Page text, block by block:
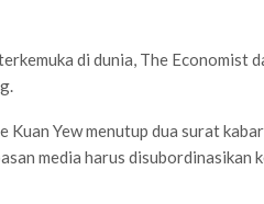
di dunia, The Economist
Yew menutup dua surat
media harus disubordinasikan